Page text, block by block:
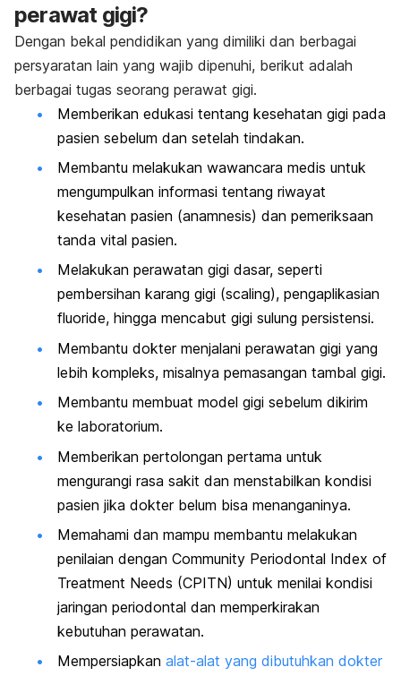
perawat gigi?
Dengan bekal pendidikan yang dimiliki dan berbagai
persyaratan lain yang wajib dipenuhi, berikut adalah
berbagai tugas seorang perawat gigi.
Memberikan edukasi tentang kesehatan gigi pada
pasien sebelum dan setelah tindakan.
Membantu melakukan wawancara medis untuk
mengumpulkan informasi tentang riwayat
kesehatan pasien (anamnesis) dan pemeriksaan
tanda vital pasien.
Melakukan perawatan gigi dasar, seperti
pembersihan karang gigi (scaling), pengaplikasian
fluoride, hingga mencabut gigi sulung persistensi.
Membantu dokter menjalani perawatan gigi yang
lebih kompleks, misalnya pemasangan tambal gigi.
Membantu membuat model gigi sebelum dikirim
ke laboratorium.
Memberikan pertolongan pertama untuk
mengurangi rasa sakit dan menstabilkan kondisi
pasien jika dokter belum bisa menanganinya.
Memahami dan mampu membantu melakukan
penilaian dengan Community Periodontal Index of
Treatment Needs (CPITN) untuk menilai kondisi
jaringan periodontal dan memperkirakan
kebutuhan perawatan.
Mempersiapkan alat-alat yang dibutuhkan dokter